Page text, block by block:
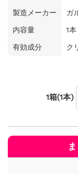
製造メーカー
ガ
内容量
1本
有効成分
ク
1箱(1本)